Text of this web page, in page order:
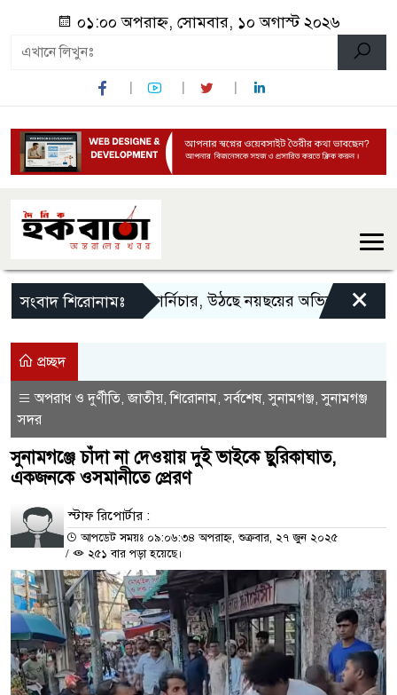
০১:০০ অপরাহ্ন, সোমবার, ১০ অগাস্ট ২০২৬
সংবাদ শিরোনামঃ
“১০ লাখ টাকার ফার্নিচার, উঠছে নয়ছয়ের অভিযোগ” ×
প্রচ্ছদ
অপরাধ ও দুর্ণীতি,জাতীয়,শিরোনাম,সর্বশেষ,সুনামগঞ্জ,সুনামগঞ্জ
সদর
সুনামগঞ্জে চাঁদা না দেওয়ায় দুই ভাইকে ছুরিকাঘাত,
একজনকে ওসমানীতে প্রেরণ
স্টাফ রিপোর্টার :
আপডেট সময়ঃ ০৯:০৬:৩৪ অপরাহ্ন, শুক্রবার, ২৭ জুন ২০২৫
/
২৫১ বার পড়া হয়েছে।